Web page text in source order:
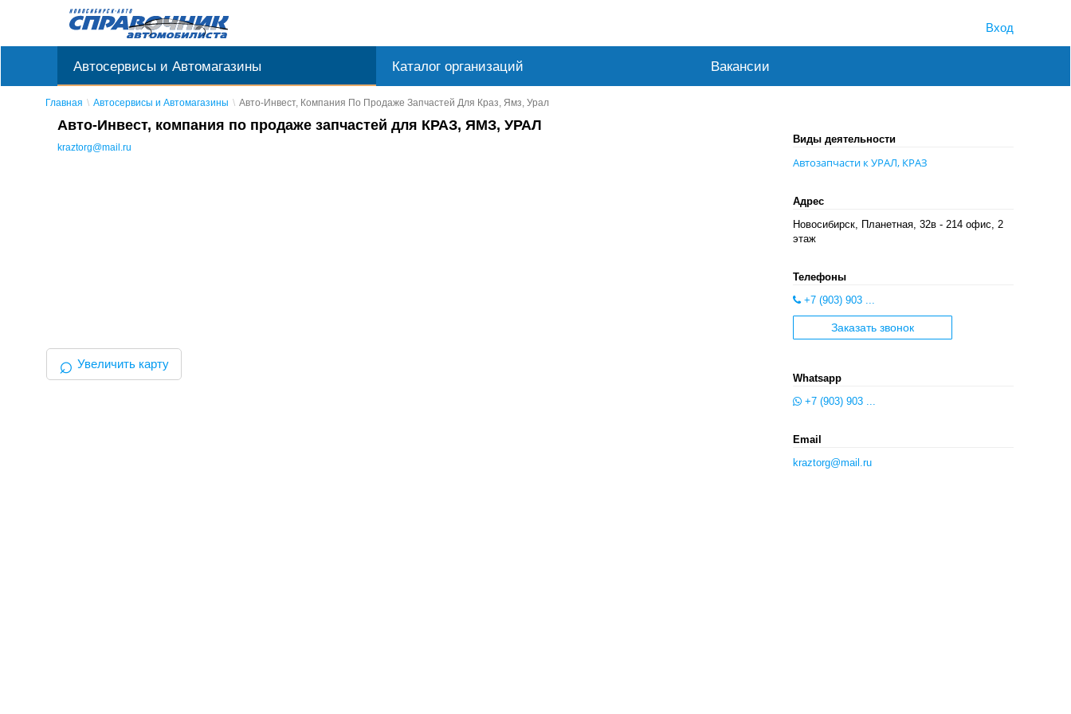
Вход
Автосервисы и Автомагазины Каталог организаций Вакансии
Главная Автосервисы и Автомагазины Авто-Инвест, Компания По Продаже Запчастей Для Краз, Ямз, Урал
Авто-Инвест, компания по продаже запчастей для КРАЗ, ЯМЗ, УРАЛ
kraztorg@mail.ru
⌕ Увеличить карту
Виды деятельности
Автозапчасти к УРАЛ, КРАЗ
Адрес
Новосибирск, Планетная, 32в - 214 офис, 2
этаж
Телефоны
+7 (903) 903 ...
Заказать звонок
Whatsapp
+7 (903) 903 ...
Email
kraztorg@mail.ru